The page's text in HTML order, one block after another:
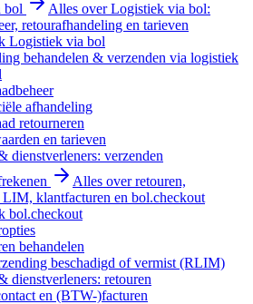
bol
Alles over Logistiek via bol:
retourafhandeling en tarieven
Logistiek via bol
behandelen & verzenden via logistiek
afhandeling
retourneren
en tarieven
dienstverleners: verzenden
Alles over retouren,
LIM, klantfacturen en bol.checkout
bol.checkout
behandelen
beschadigd of vermist (RLIM)
dienstverleners: retouren
en (BTW-)facturen